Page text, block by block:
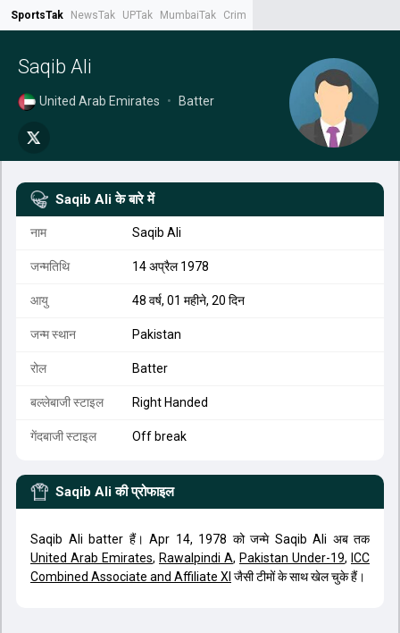
SportsTak NewsTak UPTak MumbaiTak CrimeTak
Saqib Ali
United Arab Emirates • Batter
Saqib Ali के बारे में
नाम Saqib Ali
जन्मतिथि 14 अप्रैल 1978
आयु 48 वर्ष, 01 महीने, 20 दिन
जन्म स्थान Pakistan
रोल Batter
बल्लेबाजी स्टाइल Right Handed
गेंदबाजी स्टाइल Off break
Saqib Ali की प्रोफाइल
Saqib Ali batter हैं। Apr 14, 1978 को जन्मे Saqib Ali अब तक
United Arab Emirates, Rawalpindi A, Pakistan Under-19, ICC
Combined Associate and Affiliate XI जैसी टीमों के साथ खेल चुके हैं।